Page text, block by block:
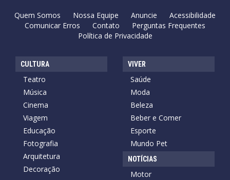
Quem Somos Nossa Equipe Anuncie
Acessibilidade
Comunicar Erros
Contato
Perguntas Frequentes
Política de Privacidade
CULTURA
Teatro
Música
Cinema
Viagem
Educação
Fotografia
Arquitetura
Decoração
VIVER
Saúde
Moda
Beleza
Beber e Comer
Esporte
Mundo Pet
NOTÍCIAS
Motor